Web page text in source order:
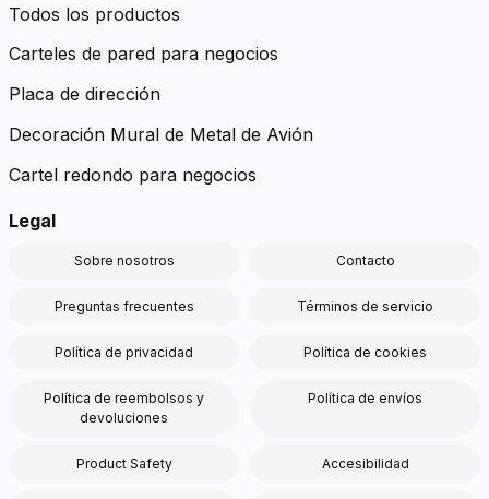
Todos los productos
Carteles de pared para negocios
Placa de dirección
Decoración Mural de Metal de Avión
Cartel redondo para negocios
Legal
Sobre nosotros Contacto
Preguntas frecuentes Términos de servicio
Política de privacidad Política de cookies
Política de reembolsos y
devoluciones
Política de envíos
Product Safety Accesibilidad